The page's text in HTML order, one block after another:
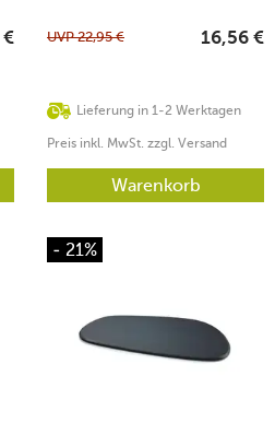
€
Lieferung in 1-2 Werktagen
UVP22,95 € 16,56 €
Preis inkl. MwSt. zzgl. Versand
Warenkorb
- 21%